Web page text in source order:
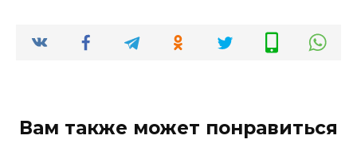
Вам также может понравиться